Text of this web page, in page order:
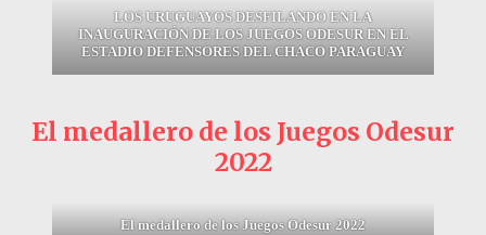
LOS URUGUAYOS DESFILANDO EN LA
INAUGURACIÓN DE LOS JUEGOS ODESUR EN EL
ESTADIO DEFENSORES DEL CHACO PARAGUAY
El medallero de los Juegos Odesur
2022
El medallero de los Juegos Odesur 2022